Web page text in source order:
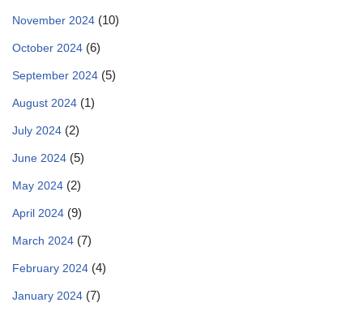
November 2024 (10)
October 2024 (6)
September 2024 (5)
August 2024 (1)
July 2024 (2)
June 2024 (5)
May 2024 (2)
April 2024 (9)
March 2024 (7)
February 2024 (4)
January 2024 (7)